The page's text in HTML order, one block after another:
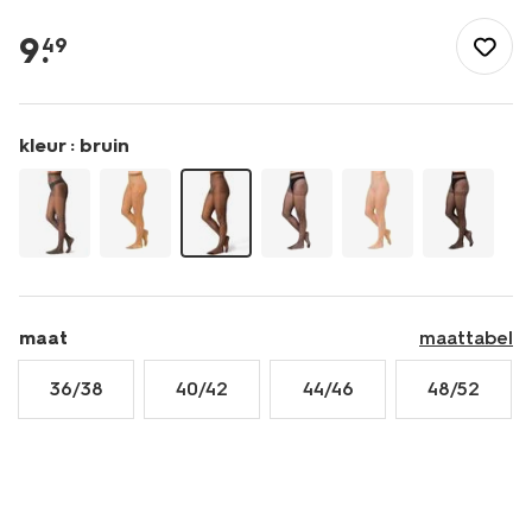
panty/panty-
20-
mat-
-
-4-
stuks-
bruin-
4060115BROWN.html
9.
49
kleur : bruin
maat maattabel
36/38 40/42 44/46 48/52